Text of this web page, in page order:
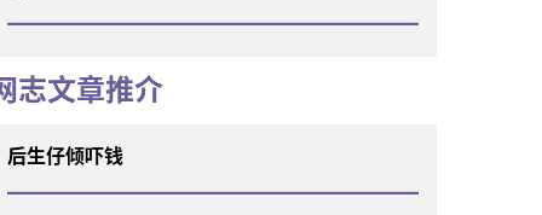
志文章推介
后生仔倾吓钱